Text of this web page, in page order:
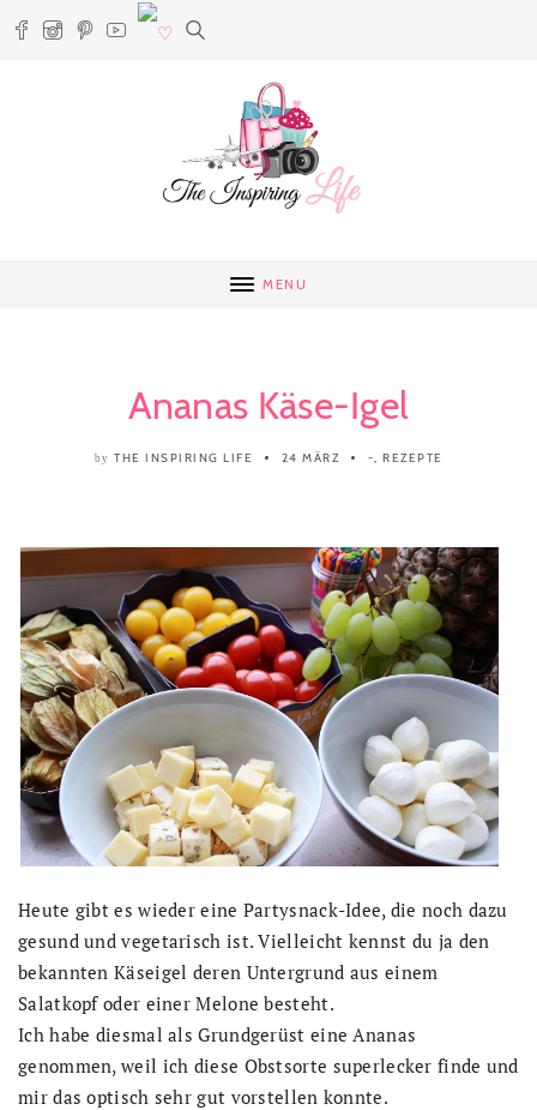
MENU
Ananas Käse-Igel
by THE INSPIRING LIFE 24 MÄRZ -, REZEPTE
Heute gibt es wieder eine Partysnack-Idee, die noch dazu
gesund und vegetarisch ist. Vielleicht kennst du ja den
bekannten Käseigel deren Untergrund aus einem
Salatkopf oder einer Melone besteht.
Ich habe diesmal als Grundgerüst eine Ananas
genommen, weil ich diese Obstsorte superlecker finde und
mir das optisch sehr gut vorstellen konnte.